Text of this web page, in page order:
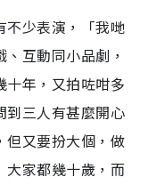
不少表演，「我哋
互動同小品劇，
十年，又拍咗咁多
到三人有甚麼開心
但又要扮大個，做
大家都幾十歲，而